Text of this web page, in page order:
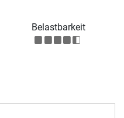
Belastbarkeit